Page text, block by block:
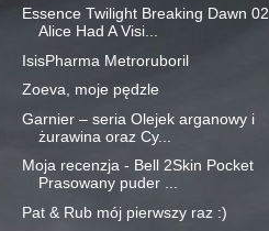
Essence Twilight Breaking Dawn 02
Alice Had A Visi...
IsisPharma Metroruboril
Zoeva, moje pędzle
Garnier – seria Olejek arganowy i
żurawina oraz Cy...
Moja recenzja - Bell 2Skin Pocket
Prasowany puder ...
Pat & Rub mój pierwszy raz :)